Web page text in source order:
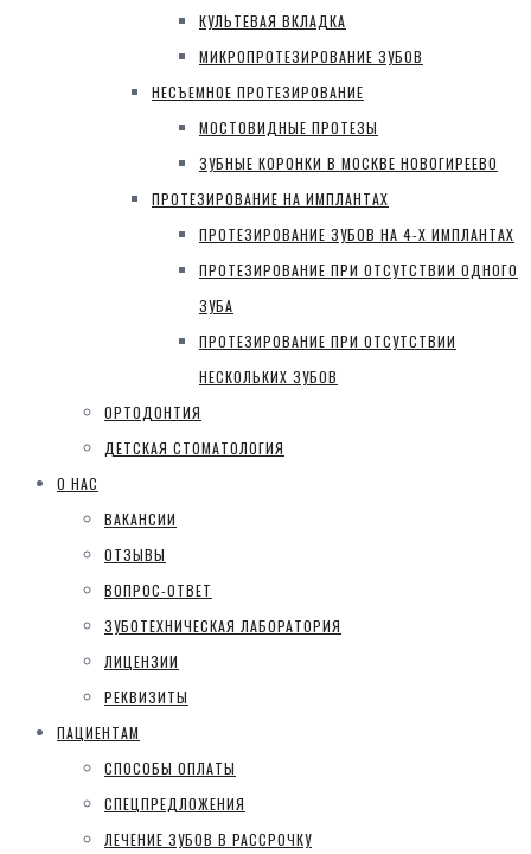
КУЛЬТЕВАЯ ВКЛАДКА
МИКРОПРОТЕЗИРОВАНИЕ ЗУБОВ
НЕСЪЕМНОЕ ПРОТЕЗИРОВАНИЕ
МОСТОВИДНЫЕ ПРОТЕЗЫ
ЗУБНЫЕ КОРОНКИ В МОСКВЕ НОВОГИРЕЕВО
ПРОТЕЗИРОВАНИЕ НА ИМПЛАНТАХ
ПРОТЕЗИРОВАНИЕ ЗУБОВ НА 4-Х ИМПЛАНТАХ
ПРОТЕЗИРОВАНИЕ ПРИ ОТСУТСТВИИ ОДНОГО
ЗУБА
ПРОТЕЗИРОВАНИЕ ПРИ ОТСУТСТВИИ
НЕСКОЛЬКИХ ЗУБОВ
ОРТОДОНТИЯ
ДЕТСКАЯ СТОМАТОЛОГИЯ
О НАС
ВАКАНСИИ
ОТЗЫВЫ
ВОПРОС-ОТВЕТ
ЗУБОТЕХНИЧЕСКАЯ ЛАБОРАТОРИЯ
ЛИЦЕНЗИИ
РЕКВИЗИТЫ
ПАЦИЕНТАМ
СПОСОБЫ ОПЛАТЫ
СПЕЦПРЕДЛОЖЕНИЯ
ЛЕЧЕНИЕ ЗУБОВ В РАССРОЧКУ